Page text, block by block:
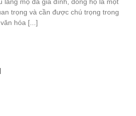
lăng mộ đá gia đình, dòng họ là một
trọng và cần được chú trọng trong
hóa [...]